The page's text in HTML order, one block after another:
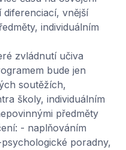
vnější
individuálním
zvládnutí učiva
bude jen
soutěžích,
školy, individuálním
předměty
- naplňováním
poradny,